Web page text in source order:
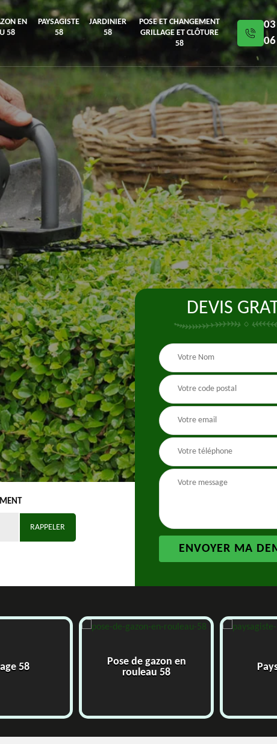
EN
58
PAYSAGISTE
58
JARDINIER
58
POSE ET CHANGEMENT
GRILLAGE ET CLÔTURE
58
DEVIS
58
Pose de gazon en
rouleau 58